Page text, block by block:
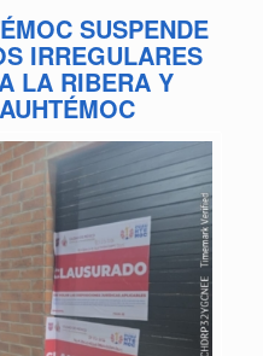
SUSPENDE
IRREGULARES
LA RIBERA Y